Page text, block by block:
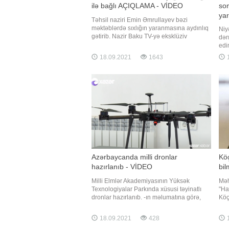
ilə bağlı AÇIQLAMA - VİDEO
Təhsil naziri Emin Əmrullayev bəzi
məktəblərdə sıxlığın yaranmasına aydınlıq
gətirib. Nazir Baku TV-yə eksklüziv
valideynə övladı üçün həm məktəb, həm
də müəllim seçmək hüququ verilib:.
18.09.2021 1643
Azərbaycanda milli dronlar
hazırlanıb - VİDEO
Milli Elmlər Akademiyasının Yüksək
Texnologiyalar Parkında xüsusi təyinatlı
dronlar hazırlanıb. -ın məlumatına görə,
yerli mütəxəssislər tərəfindən hazırlanıb.
Dronlari uçuş vaxtları, yükdaşıma və
18.09.2021 428